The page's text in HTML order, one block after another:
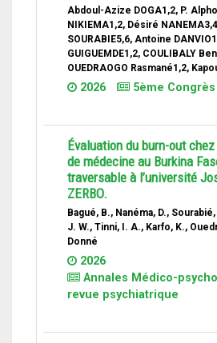
Abdoul-Azize DOGA1,2, P.
NIKIEMA1,2, Désiré
SOURABIE5,6, Antoine
GUIGUEMDE1,2, COULIBALY
OUEDRAOGO Rasmané1,2,
2026 5ème Congrès
Évaluation du burn-out
de médecine au Burkina
traversable à l’université
ZERBO.
Bagué, B., Nanéma, D., Sourabié,
J. W., Tinni, I. A., Karfo, K.,
Donné
2026
Annales Médico-
revue psychiatrique